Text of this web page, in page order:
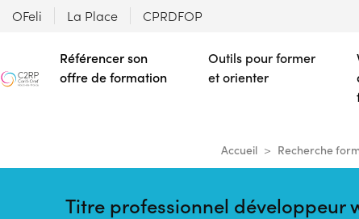
OFeli La Place CPRDFOP
Référencer son
offre de formation
Outils pour former
et orienter
Accueil Recherche
Titre professionnel